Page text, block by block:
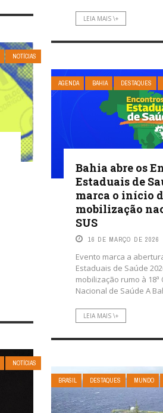
LEIA MAIS \+
NOTÍCIAS
AGENDA BAHIA DESTAQUES
Bahia abre os
Estaduais de
marca o início
mobilização
SUS
16 DE MARÇO DE 2026
Evento marca a
Estaduais de Saúde
mobilização rumo à 18ª
Nacional de Saúde A
LEIA MAIS \+
NOTÍCIAS
BRASIL DESTAQUES MUNDO